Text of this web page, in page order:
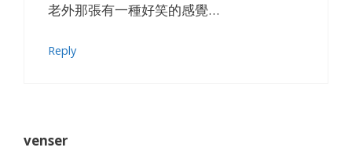
老外那張有一種好笑的感覺…
Reply
venser